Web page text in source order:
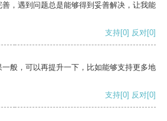
，遇到问题总是能够得到妥善解决，让我能
支持[0] 反对[0]
般，可以再提升一下，比如能够支持更多地
支持[0] 反对[0]